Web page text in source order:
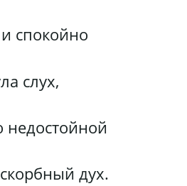
спокойно
слух,
недостойной
дух.